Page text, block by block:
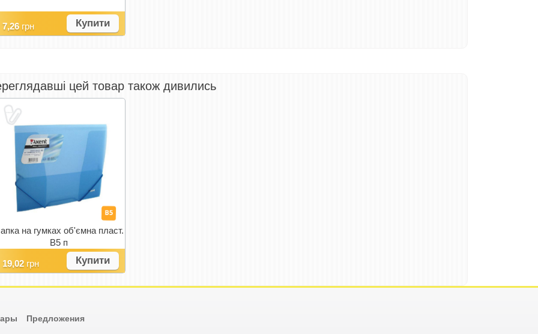
7,26 грн Купити
цей товар також дивились
на гумках об'ємна пласт.
В5 п
19,02 грн Купити
Предложения